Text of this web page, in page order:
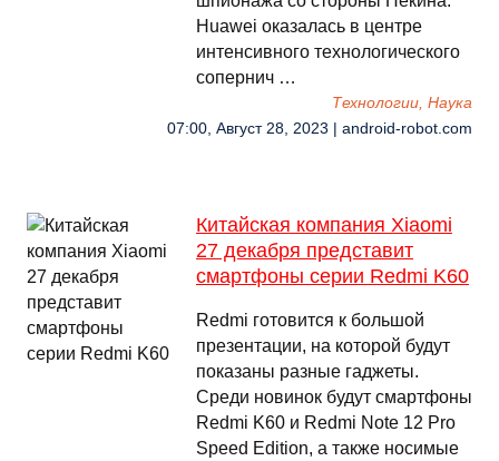
Huawei оказалась в центре
интенсивного технологического
сопернич …
Технологии, Наука
07:00, Август 28, 2023 | android-robot.com
Китайская компания Xiaomi
27 декабря представит
смартфоны серии Redmi K60
Redmi готовится к большой
презентации, на которой будут
показаны разные гаджеты.
Среди новинок будут смартфоны
Redmi K60 и Redmi Note 12 Pro
Speed Edition, а также носимые